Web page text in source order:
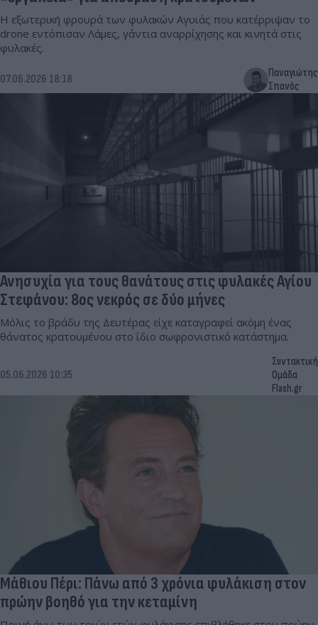
Η εξωτερική φρουρά των φυλακών Αγυιάς που κατέρριψαν το
drone εντόπισαν Λάμες, γάντια αναρρίχησης και κινητά στις
φυλακές.
07.06.2026 18:18
Παναγιώτης
Σπανός
Ανησυχία για τους θανάτους στις φυλακές Αγίου
Στεφάνου: 8ος νεκρός σε δύο μήνες
Μόλις το βράδυ της Δευτέρας είχε καταγραφεί ακόμη ένας
θάνατος κρατουμένου στο ίδιο σωφρονιστικό κατάστημα.
05.06.2026 10:35
Συντακτική
Ομάδα
Flash.gr
Μάθιου Πέρι: Πάνω από 3 χρόνια φυλάκιση στον
πρώην βοηθό για την κεταμίνη